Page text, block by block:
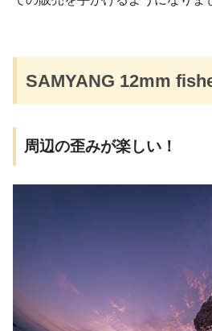
SAMYANG 12mm
周辺の歪みが楽しい！